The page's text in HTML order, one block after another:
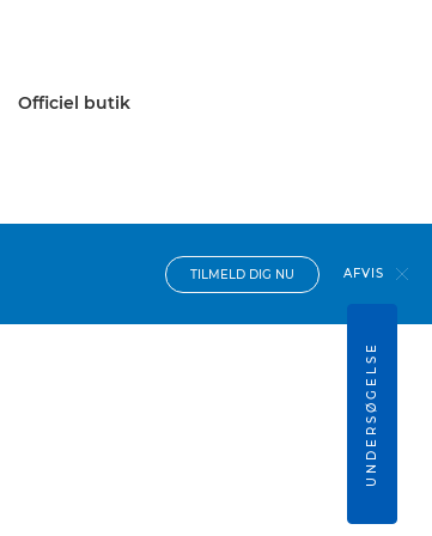
Officiel butik
TILMELD DIG NU AFVIS
UNDERSØGELSE